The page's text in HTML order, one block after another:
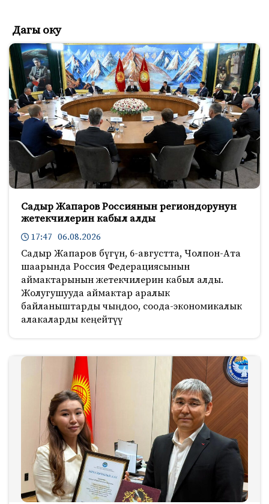
Дагы оку
Садыр Жапаров Россиянын региондорунун
жетекчилерин кабыл алды
17:47 06.08.2026
Садыр Жапаров бүгүн, 6-августта, Чолпон-Ата
шаарында Россия Федерациясынын
аймактарынын жетекчилерин кабыл алды.
Жолугушууда аймактар аралык
байланыштарды чыңдоо, соода-экономикалык
алакаларды кеңейтүү